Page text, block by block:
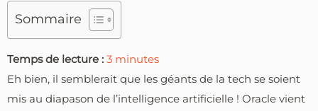
Sommaire
Temps de lecture : 3 minutes
Eh bien, il semblerait que les géants de la tech se soient
mis au diapason de l’intelligence artificielle ! Oracle vient